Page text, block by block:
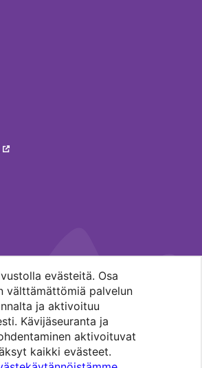
evästeitä. Osa
välttämättömiä palvelun
ja aktivoituu
Kävijäseuranta ja
aktivoituvat
kaikki evästeet.
MENOHAKU